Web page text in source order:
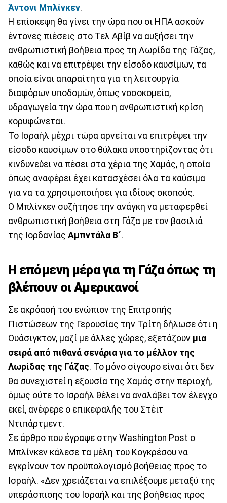
Άντονι Μπλίνκεν.
Η επίσκεψη θα γίνει την ώρα που οι ΗΠΑ ασκούν
έντονες πιέσεις στο Τελ Αβίβ να αυξήσει την
ανθρωπιστική βοήθεια προς τη Λωρίδα της Γάζας,
καθώς και να επιτρέψει την είσοδο καυσίμων, τα
οποία είναι απαραίτητα για τη λειτουργία
διαφόρων υποδομών, όπως νοσοκομεία,
υδραγωγεία την ώρα που η ανθρωπιστική κρίση
κορυφώνεται.
Το Ισραήλ μέχρι τώρα αρνείται να επιτρέψει την
είσοδο καυσίμων στο θύλακα υποστηρίζοντας ότι
κινδυνεύει να πέσει στα χέρια της Χαμάς, η οποία
όπως αναφέρει έχει κατασχέσει όλα τα καύσιμα
για να τα χρησιμοποιήσει για ιδίους σκοπούς.
Ο Μπλίνκεν συζήτησε την ανάγκη να μεταφερθεί
ανθρωπιστική βοήθεια στη Γάζα με τον βασιλιά
της Ιορδανίας Αμπντάλα Β΄.
Η επόμενη μέρα για τη Γάζα όπως τη
βλέπουν οι Αμερικανοί
Σε ακρόασή του ενώπιον της Επιτροπής
Πιστώσεων της Γερουσίας την Τρίτη δήλωσε ότι η
Ουάσιγκτον, μαζί με άλλες χώρες, εξετάζουν μια
σειρά από πιθανά σενάρια για το μέλλον της
Λωρίδας της Γάζας. Το μόνο σίγουρο είναι ότι δεν
θα συνεχιστεί η εξουσία της Χαμάς στην περιοχή,
όμως ούτε το Ισραήλ θέλει να αναλάβει τον έλεγχο
εκεί, ανέφερε ο επικεφαλής του Στέιτ
Ντιπάρτμεντ.
Σε άρθρο που έγραψε στην Washington Post ο
Μπλίνκεν κάλεσε τα μέλη του Κογκρέσου να
εγκρίνουν τον προϋπολογισμό βοήθειας προς το
Ισραήλ. «Δεν χρειάζεται να επιλέξουμε μεταξύ της
υπεράσπισης του Ισραήλ και της βοήθειας προς